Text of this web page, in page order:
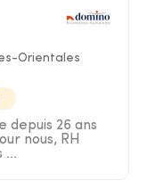
Orientales
depuis 26 ans
nous, RH
...